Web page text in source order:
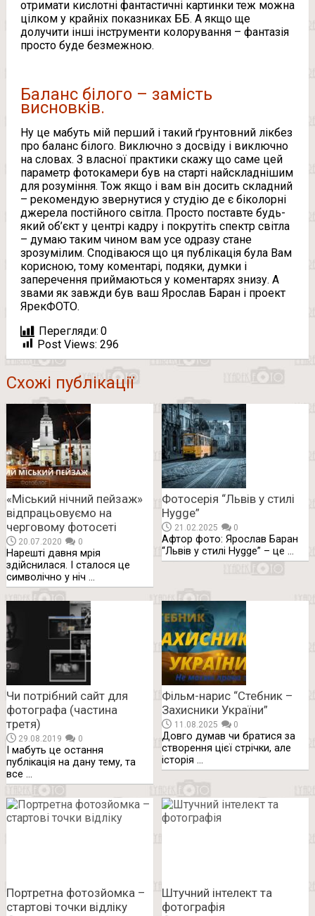
отримати кислотні фантастичні картинки теж можна
цілком у крайніх показниках ББ. А якщо ще
долучити інші інструменти колорування – фантазія
просто буде безмежною.
Баланс білого – замість
висновків.
Ну це мабуть мій перший і такий ґрунтовний лікбез
про баланс білого. Виключно з досвіду і виключно
на словах. З власної практики скажу що саме цей
параметр фотокамери був на старті найскладнішим
для розуміння. Тож якщо і вам він досить складний
– рекомендую звернутися у студію де є біколорні
джерела постійного світла. Просто поставте будь-
який об’єкт у центрі кадру і покрутіть спектр світла
– думаю таким чином вам усе одразу стане
зрозумілим. Сподіваюся що ця публікація була Вам
корисною, тому коментарі, подяки, думки і
заперечення приймаються у коментарях знизу. А
звами як завжди був ваш Ярослав Баран і проект
ЯрекФОТО.
Перегляди: 0
Post Views: 296
Схожі публікації
«Міський нічний пейзаж»
відпрацьовуємо на
черговому фотосеті
20.07.2020 0
Нарешті давня мрія
здійснилася. І сталося це
символічно у ніч …
Фотосерія “Львів у стилі
Hygge”
21.02.2025 0
Афтор фото: Ярослав Баран
“Львів у стилі Hygge” – це …
Чи потрібний сайт для
фотографа (частина
третя)
29.08.2019 0
І мабуть це остання
публікація на дану тему, та
все …
Фільм-нарис “Стебник –
Захисники України”
11.08.2025 0
Довго думав чи братися за
створення цієї стрічки, але
історія …
Портретна фотозйомка –
стартові точки відліку
Штучний інтелект та
фотографія